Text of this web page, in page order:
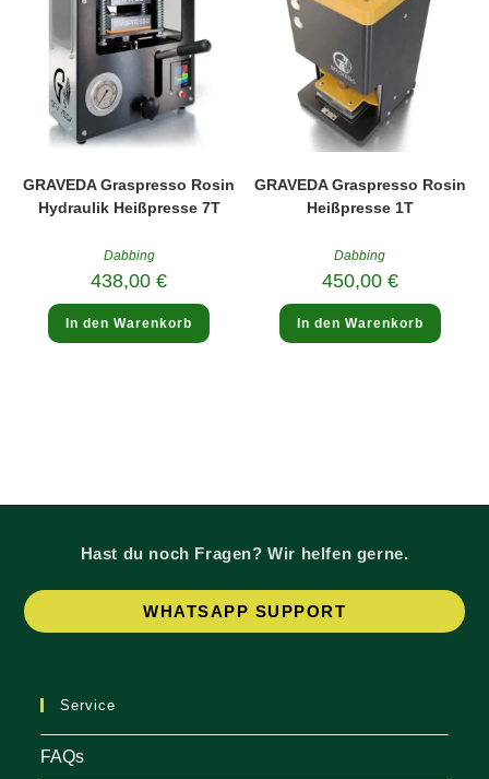
GRAVEDA Graspresso Rosin
Hydraulik Heißpresse 7T
Dabbing
438,00€
In den Warenkorb
GRAVEDA Graspresso Rosin
Heißpresse 1T
Dabbing
450,00 €
In den Warenkorb
Hast du noch Fragen? Wir helfen gerne.
WHATSAPP SUPPORT
Service
FAQs